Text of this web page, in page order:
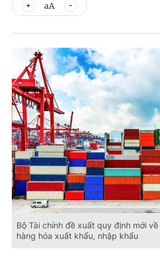
aA
Bộ Tài chính đề xuất quy định mới
hàng hóa xuất khẩu, nhập khẩu